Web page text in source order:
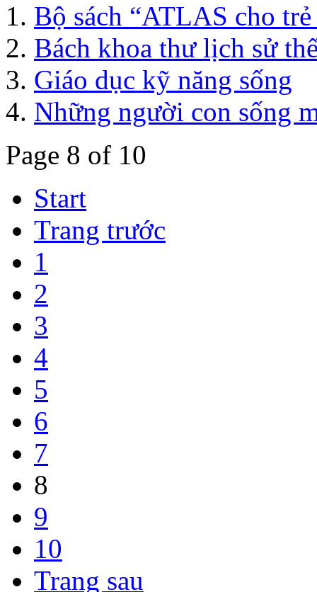
Bộ sách “ATLAS cho trẻ
Bách khoa thư lịch sử
Giáo dục kỹ năng sống
Những người con sống
Page 8 of 10
Start
Trang trước
1
2
3
4
5
6
7
8
9
10
Trang sau